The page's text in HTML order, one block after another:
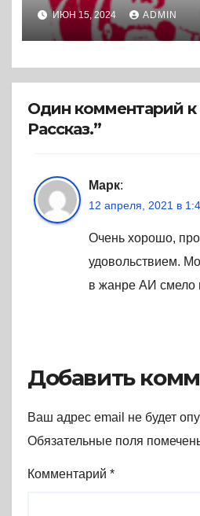
ИЮН 15, 2024 ADMIN
Один комментарий
Рассказ.”
Марк:
12 апреля, 2021 в
Очень хорошо,
удовольствием.
в жанре АИ смело
Добавить
Ваш адрес email не будет
Обязательные поля
Комментарий *